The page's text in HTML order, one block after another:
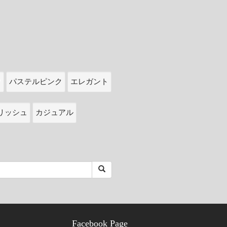
パステルピンク エレガント
ッシュ カジュアル
Facebook Page